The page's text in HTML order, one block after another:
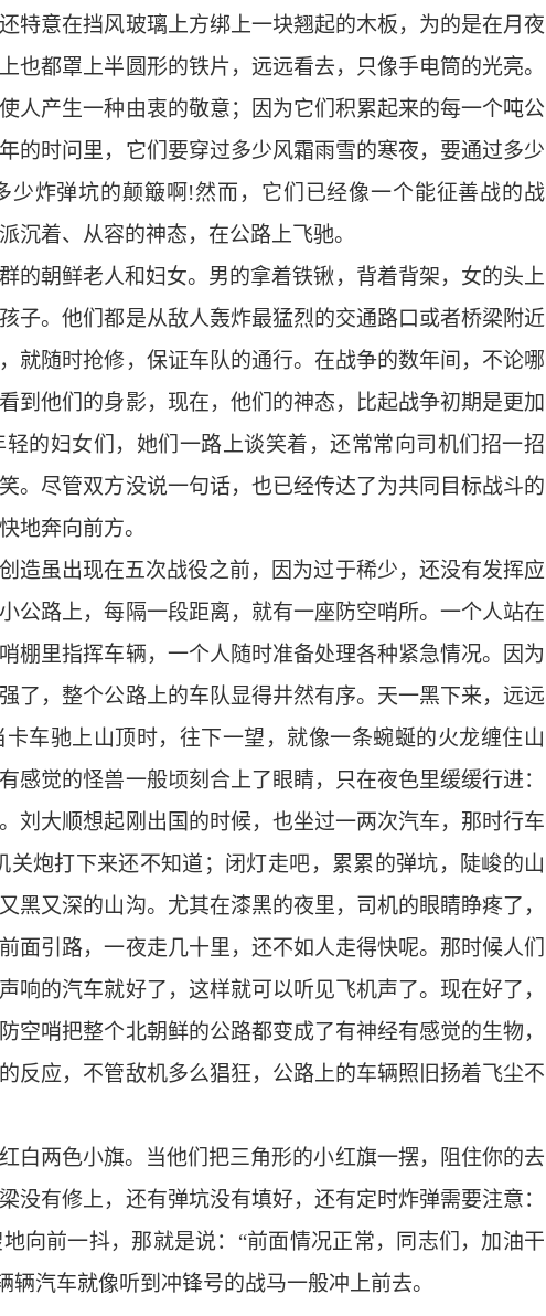
特意在挡风玻璃上方绑上一块翘起的木板，为的是在月夜
也都罩上半圆形的铁片，远远看去，只像手电筒的光亮。
人产生一种由衷的敬意；因为它们积累起来的每一个吨公
的时问里，它们要穿过多少风霜雨雪的寒夜，要通过多少
少炸弹坑的颠簸啊 !然而，它们已经像一个能征善战的战
沉着、从容的神态，在公路上飞驰。
的朝鲜老人和妇女。男的拿着铁锹，背着背架，女的头上
子。他们都是从敌人轰炸最猛烈的交通路口或者桥梁附近
就随时抢修，保证车队的通行。在战争的数年间，不论哪
到他们的身影，现在，他们的神态，比起战争初期是更加
的妇女们，她们一路上谈笑着，还常常向司机们招一招
。尽管双方没说一句话，也已经传达了为共同目标战斗的
地奔向前方。
造虽出现在五次战役之前，因为过于稀少，还没有发挥应
公路上，每隔一段距离，就有一座防空哨所。一个人站在
棚里指挥车辆，一个人随时准备处理各种紧急情况。因为
了，整个公路上的车队显得井然有序。天一黑下来，远远
车驰上山顶时，往下一望，就像一条蜿蜒的火龙缠住山
感觉的怪兽一般顷刻合上了眼睛，只在夜色里缓缓行进：
刘大顺想起刚出国的时候，也坐过一两次汽车，那时行车
关炮打下来还不知道；闭灯走吧，累累的弹坑，陡峻的山
黑又深的山沟。尤其在漆黑的夜里，司机的眼睛睁疼了，
面引路，一夜走几十里，还不如人走得快呢。那时候人们
响的汽车就好了，这样就可以听见飞机声了。现在好了，
空哨把整个北朝鲜的公路都变成了有神经有感觉的生物，
反应，不管敌机多么猖狂，公路上的车辆照旧扬着飞尘不
白两色小旗。当他们把三角形的小红旗一摆，阻住你的去
没有修上，还有弹坑没有填好，还有定时炸弹需要注意：
向前一抖，那就是说： “前面情况正常，同志们，加油干
辆汽车就像听到冲锋号的战马一般冲上前去。